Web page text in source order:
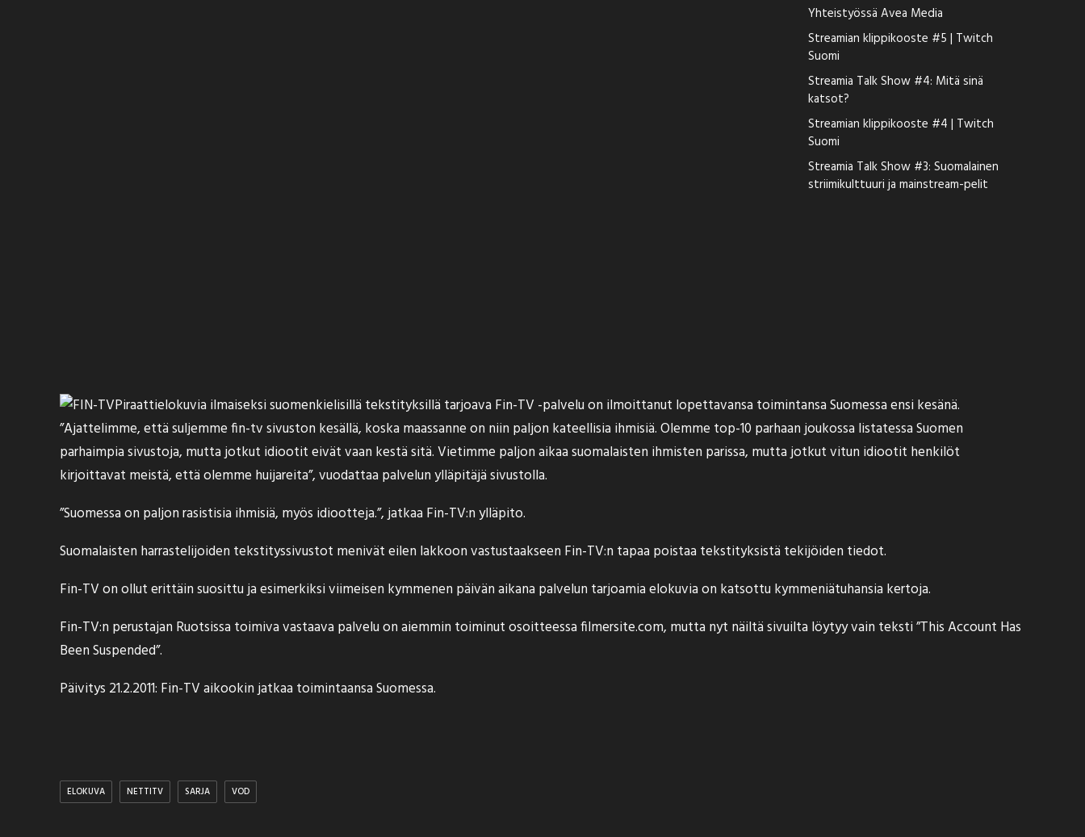
Yhteistyössä Avea Media
Streamian klippikooste #5 | Twitch
Suomi
Streamia Talk Show #4: Mitä sinä
katsot?
Streamian klippikooste #4 | Twitch
Suomi
Streamia Talk Show #3: Suomalainen
striimikulttuuri ja mainstream-pelit
Piraattielokuvia ilmaiseksi suomenkielisillä tekstityksillä tarjoava Fin-TV -palvelu on ilmoittanut lopettavansa toimintansa Suomessa ensi kesänä.
”Ajattelimme, että suljemme fin-tv sivuston kesällä, koska maassanne on niin paljon kateellisia ihmisiä. Olemme top-10 parhaan joukossa listatessa Suomen
parhaimpia sivustoja, mutta jotkut idiootit eivät vaan kestä sitä. Vietimme paljon aikaa suomalaisten ihmisten parissa, mutta jotkut vitun idiootit henkilöt
kirjoittavat meistä, että olemme huijareita”,vuodattaa palvelun ylläpitäjä sivustolla.
”Suomessa on paljon rasistisia ihmisiä, myös idiootteja.”, jatkaa Fin-TV:n ylläpito.
Suomalaisten harrastelijoiden tekstityssivustot menivät eilen lakkoonvastustaakseen Fin-TV:n tapaa poistaa tekstityksistä tekijöiden tiedot.
Fin-TV on ollut erittäin suosittu ja esimerkiksi viimeisen kymmenen päivän aikana palvelun tarjoamia elokuvia on katsottu kymmeniätuhansia kertoja.
Fin-TV:n perustajan Ruotsissa toimiva vastaava palvelu on aiemmin toiminut osoitteessafilmersite.com, mutta nyt näiltä sivuilta löytyy vain teksti ”This Account Has
Been Suspended”.
Päivitys 21.2.2011: Fin-TV aikookin jatkaa toimintaansa Suomessa.
ELOKUVA NETTITV SARJA VOD